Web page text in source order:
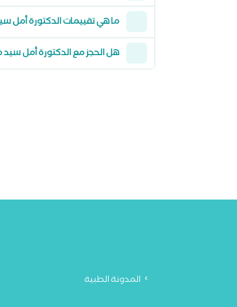
ما هي تقييمات الدكتورة أمل
هل الحجز مع الدكتورة أمل
المدونة الطبية